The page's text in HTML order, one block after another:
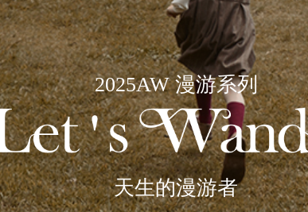
2025AW 漫游系列
天生的漫游者